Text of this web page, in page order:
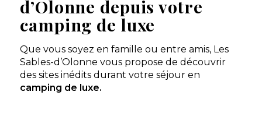
d’Olonne depuis votre
camping de luxe
Que vous soyez en famille ou entre amis, Les
Sables-d’Olonne vous propose de découvrir
des sites inédits durant votre séjour en
camping de luxe.
Sables-d'Olonne, Vendée , Pays de la Loire
Dès305€/ semaine en location
Dès22€/ nuit en emplacement
Découvrir